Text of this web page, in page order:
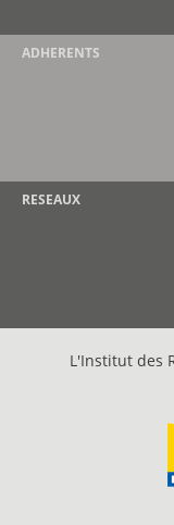
ADHERENTS
RESEAUX
L'Institut des